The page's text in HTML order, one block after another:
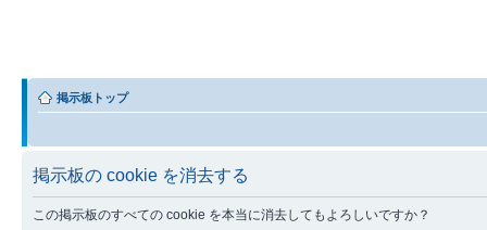
掲示板トップ
掲示板の cookie を消去する
この掲示板のすべての cookie を本当に消去してもよろしいですか？